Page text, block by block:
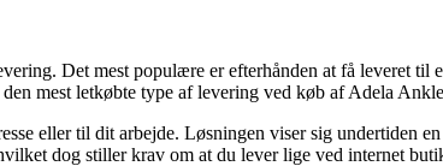
Det mest populære er efterhånden at få leveret til
mest letkøbte type af levering ved køb af Adela
eller til dit arbejde. Løsningen viser sig undertiden
dog stiller krav om at du lever lige ved internet